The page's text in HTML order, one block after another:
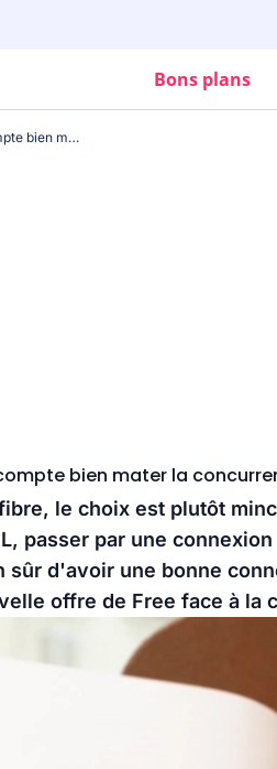
Bons plans
Avec sa nouvelle offre Freebox, Free compte bien mater la concurrence. Mais que vaut vraiment la Box 5G de Free ?
bien mater la
le choix est plutôt
passer par une
sûr d'avoir une bonne
offre de Free face à la